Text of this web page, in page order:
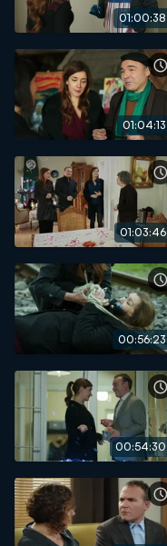
01:00:38
01:04:13
01:03:46
00:56:23
00:54:30